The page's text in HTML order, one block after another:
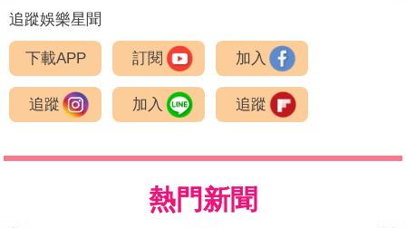
追蹤娛樂星聞
下載APP 訂閱 加入
追蹤 加入 追蹤
熱門新聞